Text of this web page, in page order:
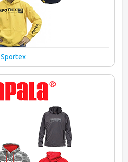
Sportex